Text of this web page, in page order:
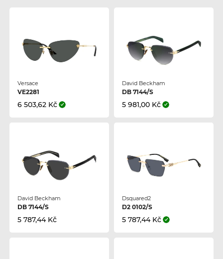
Versace
VE2281
6 503,62 Kč
David Beckham
DB 7144/S
5 981,00 Kč
David Beckham
DB 7144/S
5 787,44 Kč
Dsquared2
D2 0102/S
5 787,44 Kč